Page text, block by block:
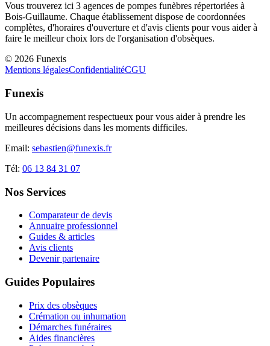
Vous trouverez ici 3 agences de pompes funèbres répertoriées à
Bois-Guillaume. Chaque établissement dispose de coordonnées
complètes, d'horaires d'ouverture et d'avis clients pour vous aider à
faire le meilleur choix lors de l'organisation d'obsèques.
© 2026 Funexis
Mentions légalesConfidentialitéCGU
Funexis
Un accompagnement respectueux pour vous aider à prendre les
meilleures décisions dans les moments difficiles.
Email: sebastien@funexis.fr
Tél: 06 13 84 31 07
Nos Services
Comparateur de devis
Annuaire professionnel
Guides & articles
Avis clients
Devenir partenaire
Guides Populaires
Prix des obsèques
Crémation ou inhumation
Démarches funéraires
Aides financières